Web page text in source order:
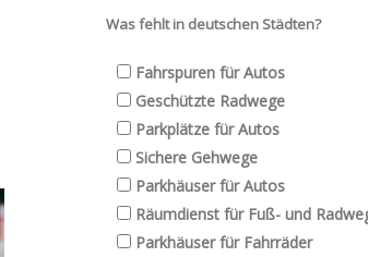
Was fehlt in deutschen Städten?
Fahrspuren für Autos
Geschützte Radwege
Parkplätze für Autos
Sichere Gehwege
Parkhäuser für Autos
Räumdienst für Fuß- und
Parkhäuser für Fahrräder